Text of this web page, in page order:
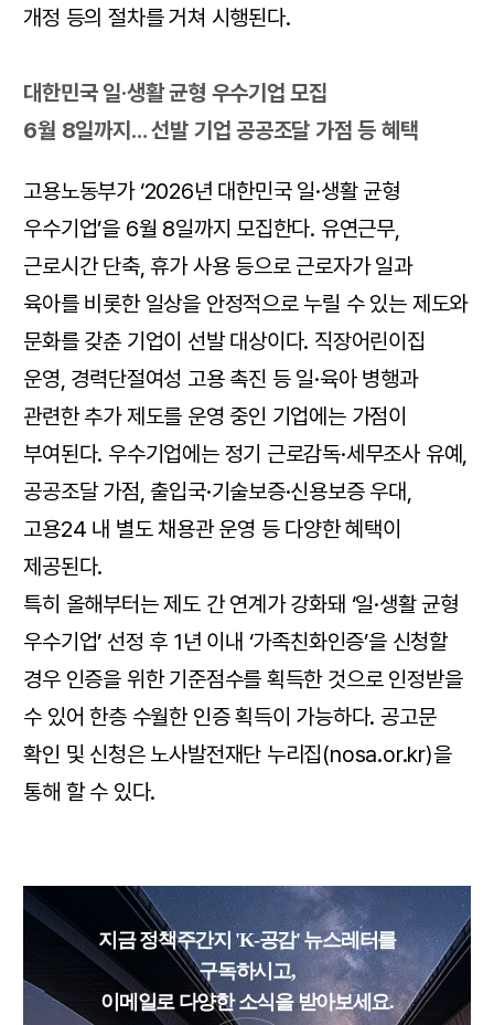
개정 등의 절차를 거쳐 시행된다.
대한민국 일·생활 균형 우수기업 모집
6월 8일까지… 선발 기업 공공조달 가점 등 혜택
고용노동부가 ‘2026년 대한민국 일·생활 균형
우수기업’을 6월 8일까지 모집한다. 유연근무,
근로시간 단축, 휴가 사용 등으로 근로자가 일과
육아를 비롯한 일상을 안정적으로 누릴 수 있는 제도와
문화를 갖춘 기업이 선발 대상이다. 직장어린이집
운영, 경력단절여성 고용 촉진 등 일·육아 병행과
관련한 추가 제도를 운영 중인 기업에는 가점이
부여된다. 우수기업에는 정기 근로감독·세무조사 유예,
공공조달 가점, 출입국·기술보증·신용보증 우대,
고용24 내 별도 채용관 운영 등 다양한 혜택이
제공된다.
특히 올해부터는 제도 간 연계가 강화돼 ‘일·생활 균형
우수기업’ 선정 후 1년 이내 ‘가족친화인증’을 신청할
경우 인증을 위한 기준점수를 획득한 것으로 인정받을
수 있어 한층 수월한 인증 획득이 가능하다. 공고문
확인 및 신청은 노사발전재단 누리집(nosa.or.kr)을
통해 할 수 있다.
지금 정책주간지 'K-공감' 뉴스레터를
구독하시고,
이메일로 다양한 소식을 받아보세요.